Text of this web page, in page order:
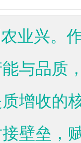
业兴。
与品质
增收的
壁垒，